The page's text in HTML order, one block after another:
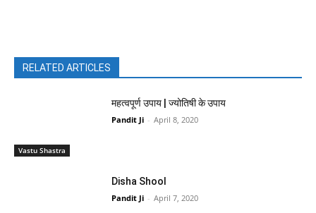
RELATED ARTICLES
Vastu Shastra
महत्वपूर्ण उपाय | ज्योतिषी के उपाय
Pandit Ji - April 8, 2020
Disha Shool
Pandit Ji - April 7, 2020